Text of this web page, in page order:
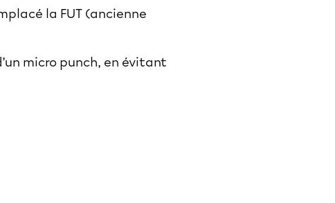
la FUT (ancienne
micro punch, en évitant